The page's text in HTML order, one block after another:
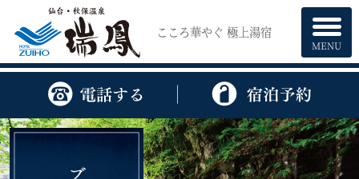
こころ華やぐ 極上湯宿
MENU